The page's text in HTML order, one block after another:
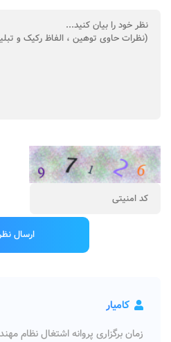
کامیار
زمان برگزاری پروانه اشتغال نظام